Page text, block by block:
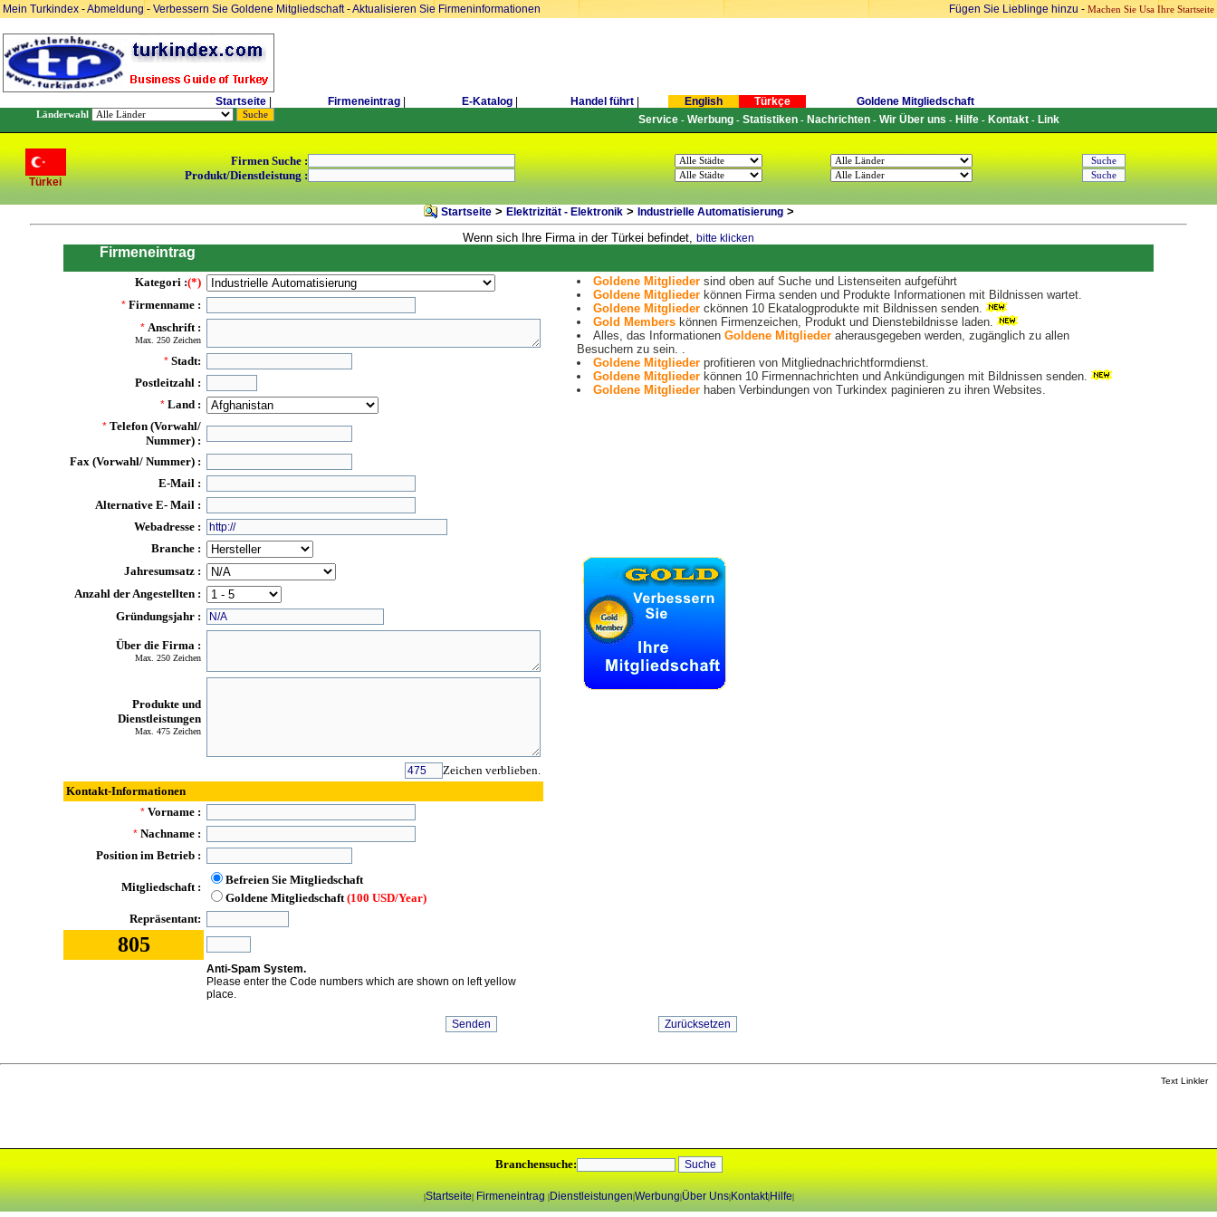
Mein Turkindex -Abmeldung- Verbessern Sie Goldene Mitgliedschaft-Aktualisieren Sie Firmeninformationen Fügen Sie Lieblinge hinzu - Machen Sie Usa Ihre Startseite
Startseite Firmeneintrag E-Katalog Handel führt English Türkçe Goldene Mitgliedschaft
Länderwahl Service- Werbung- Statistiken- Nachrichten- Wir Über uns - Hilfe- Kontakt- Link
Türkei
Firmen Suche :
Produkt/Dienstleistung :
Startseite> Elektrizität - Elektronik> Industrielle Automatisierung>
Wenn sich Ihre Firma in der Türkei befindet, bitte klicken
Firmeneintrag
Kategori :(*)
* Firmenname :
* Anschrift :
Max. 250 Zeichen
* Stadt:
Postleitzahl :
* Land :
* Telefon (Vorwahl/
Nummer) :
Fax (Vorwahl/ Nummer) :
E-Mail :
Alternative E- Mail :
Webadresse :
Branche :
Jahresumsatz :
Anzahl der Angestellten :
Gründungsjahr :
Über die Firma :
Max. 250 Zeichen
Produkte und
Dienstleistungen
Max. 475 Zeichen
Zeichen verblieben.
Kontakt-Informationen
* Vorname :
* Nachname :
Position im Betrieb :
Mitgliedschaft :
Befreien Sie Mitgliedschaft
Goldene Mitgliedschaft(100 USD/Year)
Repräsentant:
805
Anti-Spam System.
Please enter the Code numbers which are shown on left yellow
place.
Goldene Mitglieder sind oben auf Suche und Listenseiten aufgeführt
Goldene Mitglieder können Firma senden und Produkte Informationen mit Bildnissen wartet.
Goldene Mitglieder ckönnen 10 Ekatalogprodukte mit Bildnissen senden.
Gold Members können Firmenzeichen, Produkt und Dienstebildnisse laden.
Alles, das Informationen Goldene Mitglieder aherausgegeben werden, zugänglich zu allen
Besuchern zu sein. .
Goldene Mitglieder profitieren von Mitgliednachrichtformdienst.
Goldene Mitglieder können 10 Firmennachrichten und Ankündigungen mit Bildnissen senden.
Goldene Mitglieder haben Verbindungen von Turkindex paginieren zu ihren Websites.
Text Linkler
Branchensuche:
|Startseite| Firmeneintrag |Dienstleistungen|Werbung|Über Uns|Kontakt|Hilfe|